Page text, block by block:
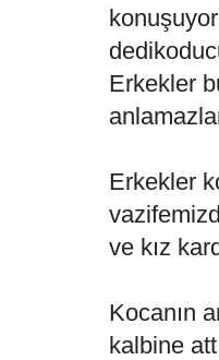
Erkekler
Erkekler
ve kız
Kocanın
kalbine